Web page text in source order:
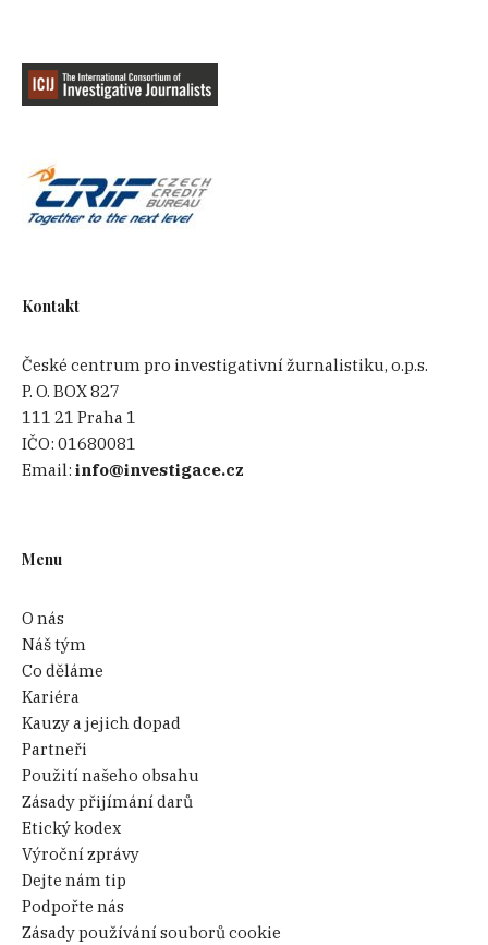
Kontakt
České centrum pro investigativní žurnalistiku, o.p.s.
P. O. BOX 827
111 21 Praha 1
IČO:01680081
Email:info@investigace.cz
Menu
O nás
Náš tým
Co děláme
Kariéra
Kauzy a jejich dopad
Partneři
Použití našeho obsahu
Zásady přijímání darů
Etický kodex
Výroční zprávy
Dejte nám tip
Podpořte nás
Zásady používání souborů cookie